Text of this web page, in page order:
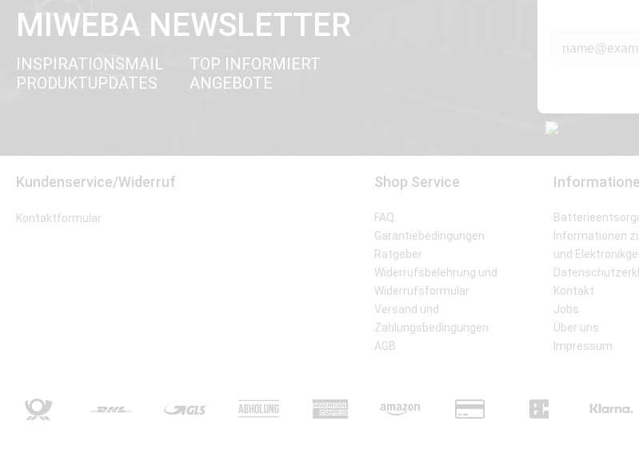
MIWEBA NEWSLETTER
INSPIRATIONSMAIL
PRODUKTUPDATES
TOP INFORMIERT
ANGEBOTE
Kundenservice/Widerruf
Kontaktformular
Shop Service
FAQ
Garantiebedingungen
Ratgeber
Widerrufsbelehrung und
Widerrufsformular
Versand und
Zahlungsbedingungen
AGB
Informationen
und
Kontakt
Jobs
Über uns
Impressum